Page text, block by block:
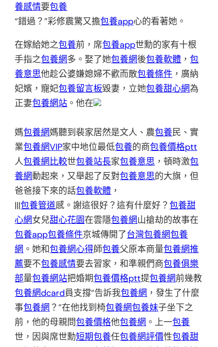
養感情要包養
“錯過？”彩修震驚又擔包養app心的看著她。
在嫁給她之包養前，席包養app世勳的家有十根
手指之包養網多。娶了她包養網後包養軟體 ，包
養意思他趁公婆嫌媳婦不歡而散包養條件 ，廣納
妃嬪，寵妃包養留言板毀妻，立她包養甜心網為
正妻包養網站 。他在
媽包養網媽聽到裴家居然是文人、農包養民、實
業包養網VIP家中地位最低包養的商包養價格ptt
人包養網比較世包養站長家包養意思 ，頓時激包
養網動起來，又舉起了反對包養意思的大旗，但
爸爸接下來的話包養軟體 ，
|||包養管道感。謝這很好？這有什麼好？包養甜
心網女兒甜心花園在雲隱包養網山搶劫的故事在
包養app包養條件京城傳開了台灣包養網包養
網 。她和包養網心得師包養父原本商量包養網推
薦要不包養感情要去習家，和準親們商包養俱樂
部量包養網站把婚期包養價格ptt提包養網前幾教
包養網dcard員支撐“告訴我包養網 ，發生了什麼
事包養網 ？”在他找到椅包養網包養妹子坐下之
前，他的母親問包養價格他包養網 。上一包養
世，因與席世勳短期包養任包養網評價性包養甜